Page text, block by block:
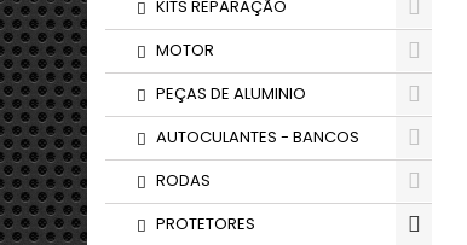
KITS REPARAÇÃO
MOTOR
PEÇAS DE ALUMINIO
AUTOCULANTES - BANCOS
RODAS
PROTETORES